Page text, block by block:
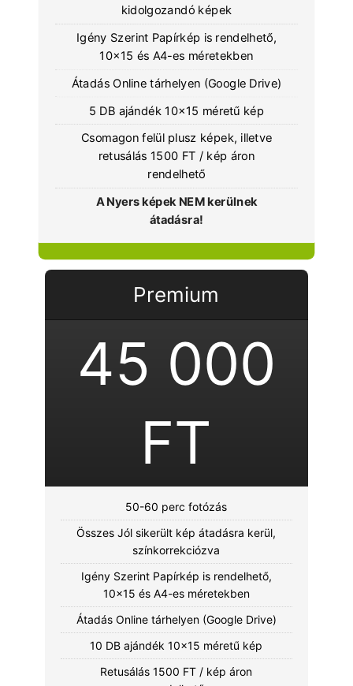
kidolgozandó képek
Igény Szerint Papírkép is rendelhető,
10x15 és A4-es méretekben
Átadás Online tárhelyen (Google Drive)
5 DB ajándék 10x15 méretű kép
Csomagon felül plusz képek, illetve
retusálás 1500 FT / kép áron
rendelhető
A Nyers képek NEM kerülnek
átadásra!
Premium
45 000
FT
50-60 perc fotózás
Összes Jól sikerült kép átadásra kerül,
színkorrekciózva
Igény Szerint Papírkép is rendelhető,
10x15 és A4-es méretekben
Átadás Online tárhelyen (Google Drive)
10 DB ajándék 10x15 méretű kép
Retusálás 1500 FT / kép áron